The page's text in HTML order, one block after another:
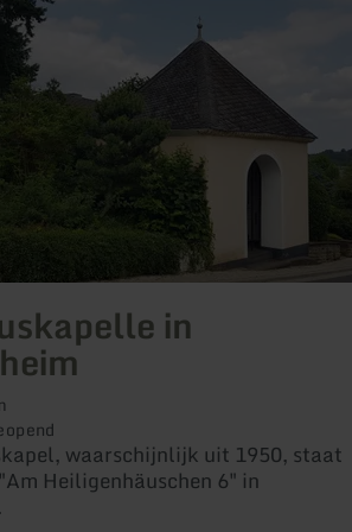
in
waarschijnlijk uit 1950, staat
Heiligenhäuschen 6" in